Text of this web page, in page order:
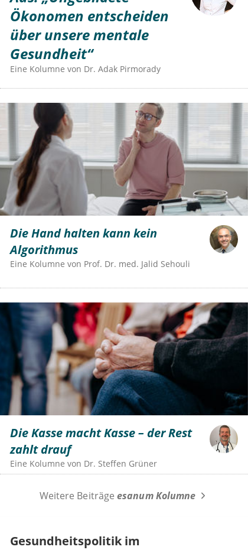
Ökonomen entscheiden
über unsere mentale
Gesundheit“
Eine Kolumne von Dr. Adak Pirmorady
Die Hand halten kann kein
Algorithmus
Eine Kolumne von Prof. Dr. med. Jalid Sehouli
Die Kasse macht Kasse – der Rest
zahlt drauf
Eine Kolumne von Dr. Steffen Grüner
Weitere Beiträgeesanum Kolumne
Gesundheitspolitik im